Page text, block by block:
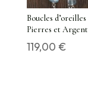
Boucles
Pierres et Argent
119,00 €